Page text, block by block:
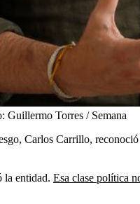
Guillermo Torres / Semana
Carlos Carrillo,
la entidad. Esa clase política